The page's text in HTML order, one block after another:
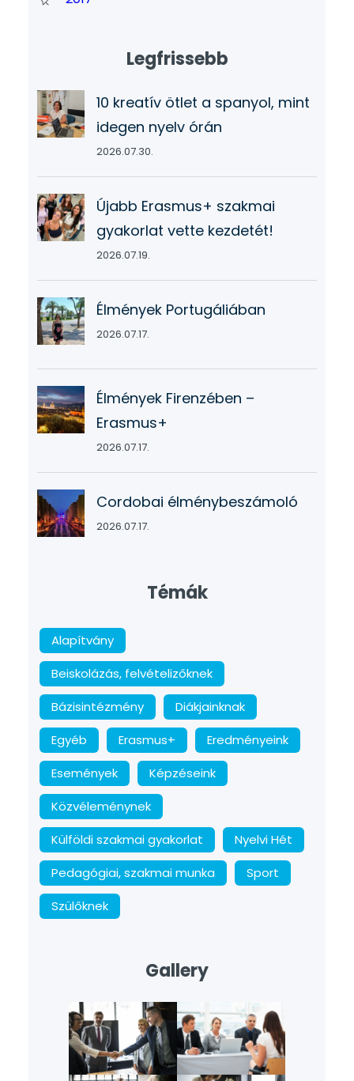
Legfrissebb
10 kreatív ötlet a spanyol, mint
idegen nyelv órán
2026.07.30.
Újabb Erasmus+ szakmai
gyakorlat vette kezdetét!
2026.07.19.
Élmények Portugáliában
2026.07.17.
Élmények Firenzében –
Erasmus+
2026.07.17.
Cordobai élménybeszámoló
2026.07.17.
Témák
Alapítvány
Beiskolázás, felvételizőknek
Bázisintézmény
Diákjainknak
Egyéb
Erasmus+
Eredményeink
Események
Képzéseink
Közvéleménynek
Külföldi szakmai gyakorlat
Nyelvi Hét
Pedagógiai, szakmai munka
Sport
Szülőknek
Gallery